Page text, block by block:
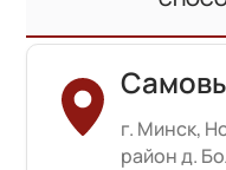
г. Минск,
район д.